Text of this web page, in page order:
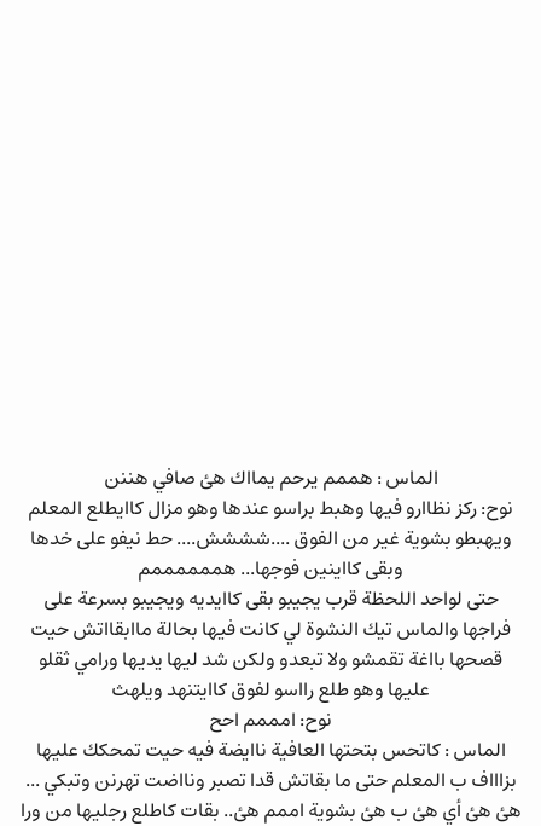
الماس : هممم يرحم يمااك هئ صافي هننن
نوح: ركز نظاارو فيها وهبط براسو عندها وهو مزال كاايطلع المعلم
ويهبطو بشوية غير من الفوق ....شششش.... حط نيفو على خدها
وبقى كااينين فوجها... هممممممم
حتى لواحد اللحظة قرب يجيبو بقى كاايديه ويجيبو بسرعة على
فراجها والماس تيك النشوة لي كانت فيها بحالة ماابقااتش حيت
قصحها بااغة تقمشو ولا تبعدو ولكن شد ليها يديها ورامي ثقلو
عليها وهو طلع رااسو لفوق كاايتنهد ويلهث
نوح: امممم احح
الماس : كاتحس بتحتها العافية ناايضة فيه حيت تمحكك عليها
بزاااف ب المعلم حتى ما بقاتش قدا تصبر ونااضت تهرنن وتبكي ...
هئ هئ أي هئ ب هئ بشوية اممم هئ.. بقات كاطلع رجليها من ورا